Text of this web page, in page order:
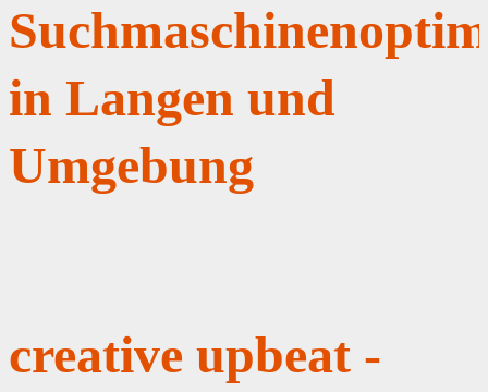
in Langen und
Umgebung
creative upbeat -